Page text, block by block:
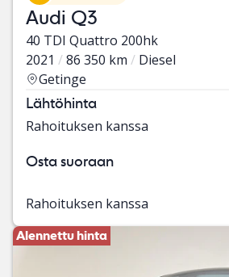
Audi Q3
40 TDI Quattro 200hk
2021
86 350 km
Diesel
Getinge
Lähtöhinta
Rahoituksen kanssa
Osta suoraan
Rahoituksen kanssa
Alennettu hinta